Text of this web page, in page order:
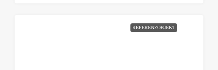
REFERENZOBJEKT